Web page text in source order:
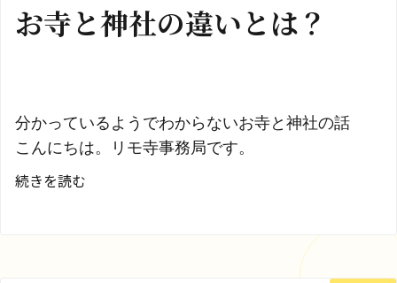
お寺と神社の違いとは？
分かっているようでわからないお寺と神社の話
こんにちは。リモ寺事務局です。
続きを読む